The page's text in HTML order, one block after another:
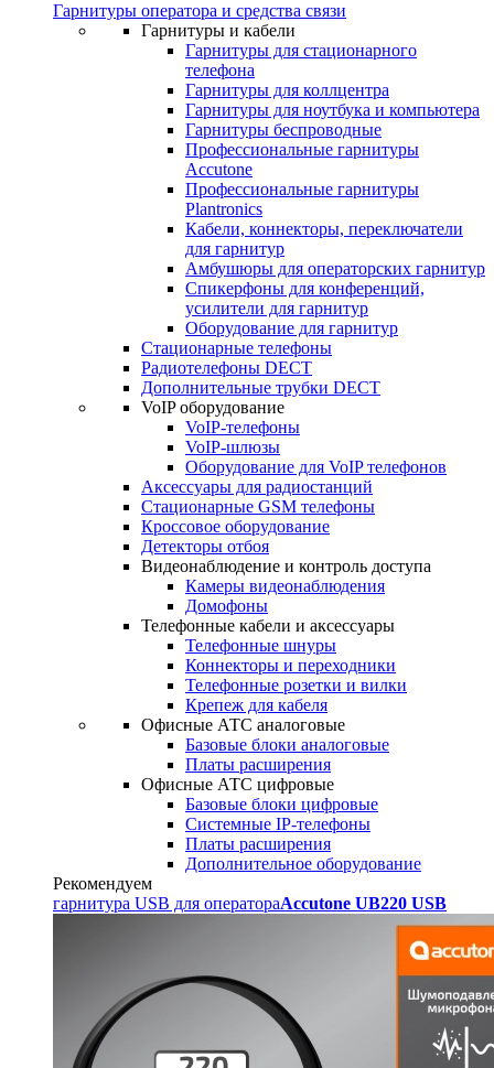
Гарнитуры оператора и средства связи
Гарнитуры и кабели
Гарнитуры для стационарного
телефона
Гарнитуры для коллцентра
Гарнитуры для ноутбука и компьютера
Гарнитуры беспроводные
Профессиональные гарнитуры
Accutone
Профессиональные гарнитуры
Plantronics
Кабели, коннекторы, переключатели
для гарнитур
Амбушюры для операторских гарнитур
Cпикерфоны для конференций,
усилители для гарнитур
Оборудование для гарнитур
Стационарные телефоны
Радиотелефоны DECT
Дополнительные трубки DECT
VoIP оборудование
VoIP-телефоны
VoIP-шлюзы
Оборудование для VoIP телефонов
Аксессуары для радиостанций
Стационарные GSM телефоны
Кроссовое оборудование
Детекторы отбоя
Видеонаблюдение и контроль доступа
Камеры видеонаблюдения
Домофоны
Телефонные кабели и аксессуары
Телефонные шнуры
Коннекторы и переходники
Телефонные розетки и вилки
Крепеж для кабеля
Офисные АТС аналоговые
Базовые блоки аналоговые
Платы расширения
Офисные АТС цифровые
Базовые блоки цифровые
Системные IP-телефоны
Платы расширения
Дополнительное оборудование
Рекомендуем
гарнитура USB для оператораAccutone UB220 USB